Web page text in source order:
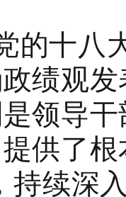
的十八
绩观
领导
供了
持续深